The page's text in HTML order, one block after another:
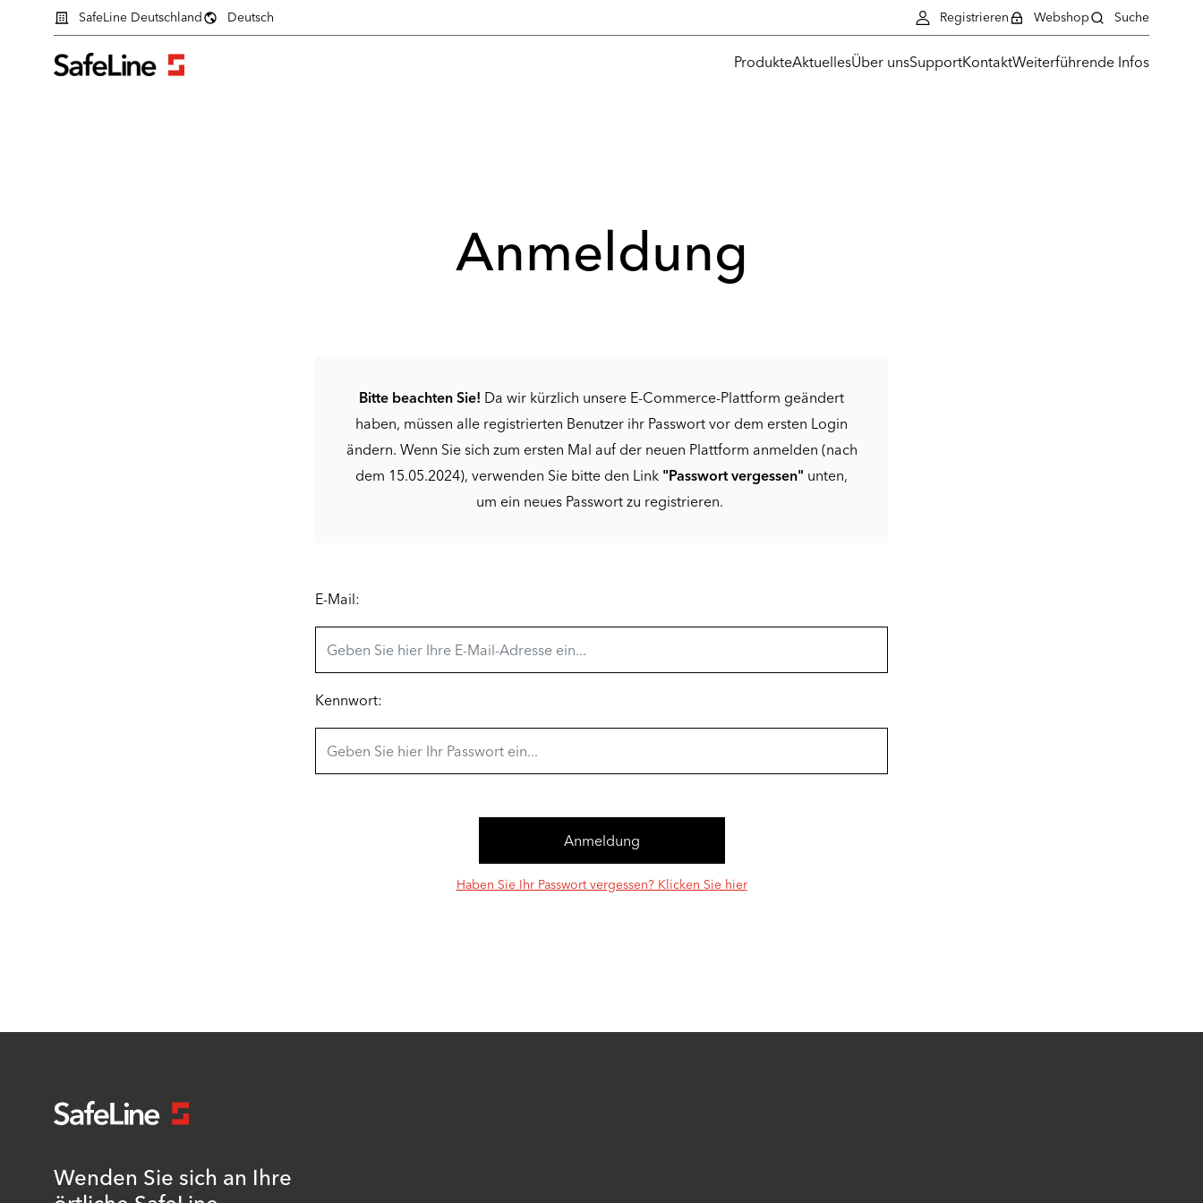
ProdukteAktuellesÜber unsSupportKontaktWeiterführende Infos
SafeLine Deutschland Deutsch Registrieren Webshop Suche
Anmeldung
Bitte beachten Sie! Da wir kürzlich unsere E-Commerce-Plattform geändert
haben, müssen alle registrierten Benutzer ihr Passwort vor dem ersten Login
ändern. Wenn Sie sich zum ersten Mal auf der neuen Plattform anmelden (nach
dem 15.05.2024), verwenden Sie bitte den Link "Passwort vergessen" unten,
um ein neues Passwort zu registrieren.
Anmeldeformular
E-Mail:
Kennwort:
Haben Sie Ihr Passwort vergessen? Klicken Sie hier
Wenden Sie sich an Ihre